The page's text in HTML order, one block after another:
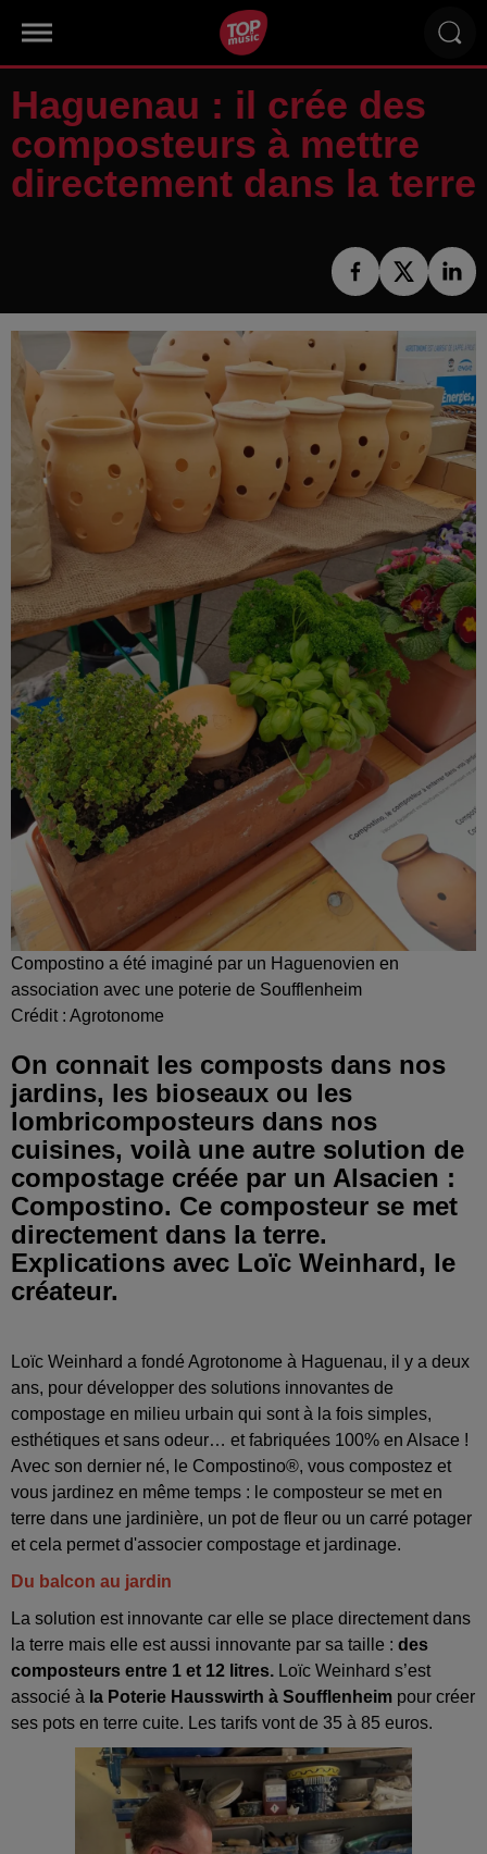
Haguenau : il crée des
composteurs à mettre
directement dans la terre
Compostino a été imaginé par un Haguenovien en
association avec une poterie de Soufflenheim
Crédit : Agrotonome
On connait les composts dans nos
jardins, les bioseaux ou les
lombricomposteurs dans nos
cuisines, voilà une autre solution de
compostage créée par un Alsacien :
Compostino. Ce composteur se met
directement dans la terre.
Explications avec Loïc Weinhard, le
créateur.
Loïc Weinhard a fondé Agrotonome à Haguenau, il y a deux
ans, pour développer des solutions innovantes de
compostage en milieu urbain qui sont à la fois simples,
esthétiques et sans odeur… et fabriquées 100% en Alsace !
Avec son dernier né, le Compostino®, vous compostez et
vous jardinez en même temps : le composteur se met en
terre dans une jardinière, un pot de fleur ou un carré potager
et cela permet d'associer compostage et jardinage.
Du balcon au jardin
La solution est innovante car elle se place directement dans
la terre mais elle est aussi innovante par sa taille : des
composteurs entre 1 et 12 litres. Loïc Weinhard s’est
associé à la Poterie Hausswirth à Soufflenheim pour créer
ses pots en terre cuite. Les tarifs vont de 35 à 85 euros.